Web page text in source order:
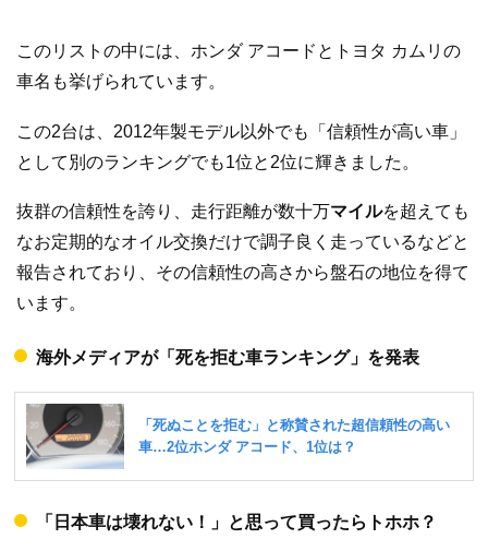
このリストの中には、ホンダ アコードとトヨタ カムリの
車名も挙げられています。
この2台は、2012年製モデル以外でも「信頼性が高い車」
として別のランキングでも1位と2位に輝きました。
抜群の信頼性を誇り、走行距離が数十万マイルを超えても
なお定期的なオイル交換だけで調子良く走っているなどと
報告されており、その信頼性の高さから盤石の地位を得て
います。
海外メディアが「死を拒む車ランキング」を発表
「日本車は壊れない！」と思って買ったらトホホ？